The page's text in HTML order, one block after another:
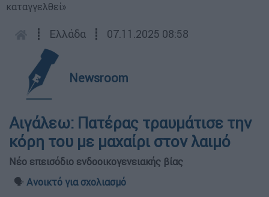
καταγγελθεί»
┋ Ελλάδα ┋ 07.11.2025 08:58
Newsroom
Αιγάλεω: Πατέρας τραυμάτισε την
κόρη του με μαχαίρι στον λαιμό
Νέο επεισόδιο ενδοοικογενειακής βίας
🗣️ Ανοικτό για σχολιασμό